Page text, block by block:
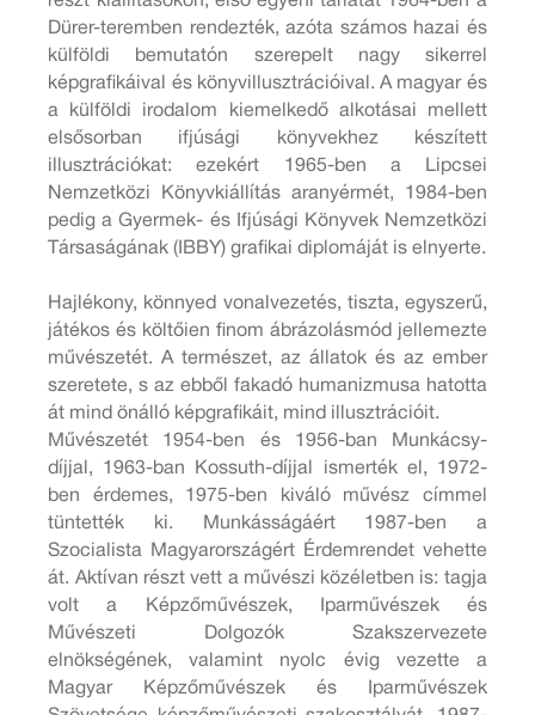
Dürer-teremben rendezték, azóta számos hazai és
külföldi bemutatón szerepelt nagy sikerrel
képgrafikáival és könyvillusztrációival. A magyar és
a külföldi irodalom kiemelkedő alkotásai mellett
elsősorban ifjúsági könyvekhez készített
illusztrációkat: ezekért 1965-ben a Lipcsei
Nemzetközi Könyvkiállítás aranyérmét, 1984-ben
pedig a Gyermek- és Ifjúsági Könyvek Nemzetközi
Társaságának (IBBY) grafikai diplomáját is elnyerte.
Hajlékony, könnyed vonalvezetés, tiszta, egyszerű,
játékos és költőien finom ábrázolásmód jellemezte
művészetét. A természet, az állatok és az ember
szeretete, s az ebből fakadó humanizmusa hatotta
át mind önálló képgrafikáit, mind illusztrációit.
Művészetét 1954-ben és 1956-ban Munkácsy-
díjjal, 1963-ban Kossuth-díjjal ismerték el, 1972-
ben érdemes, 1975-ben kiváló művész címmel
tüntették ki. Munkásságáért 1987-ben a
Szocialista Magyarországért Érdemrendet vehette
át. Aktívan részt vett a művészi közéletben is: tagja
volt a Képzőművészek, Iparművészek és
Művészeti Dolgozók Szakszervezete
elnökségének, valamint nyolc évig vezette a
Magyar Képzőművészek és Iparművészek